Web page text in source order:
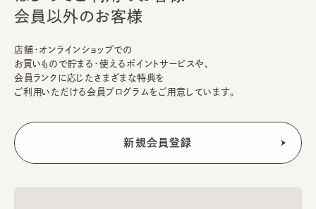
会員以外のお客様
店舗・オンラインショップでの
お買いもので貯まる・使えるポイントサービスや、
会員ランクに応じたさまざまな特典を
ご利用いただける会員プログラムをご用意しています。